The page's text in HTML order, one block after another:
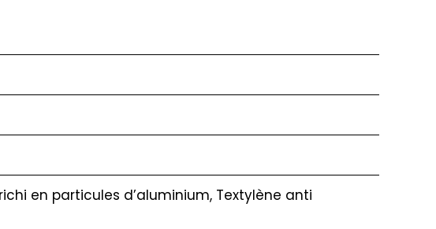
en particules d’aluminium, Textylène anti